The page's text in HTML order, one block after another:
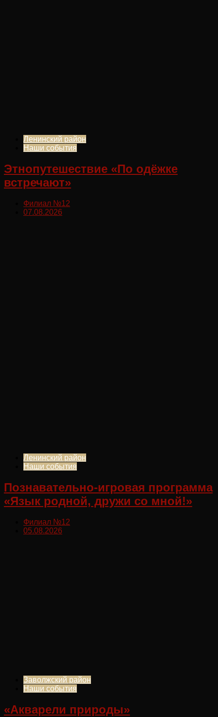
Ленинский район
Наши события
Этнопутешествие «По одёжке
встречают»
Филиал №12
07.08.2026
Ленинский район
Наши события
Познавательно-игровая программа
«Язык родной, дружи со мной!»
Филиал №12
05.08.2026
Заволжский район
Наши события
«Акварели природы»